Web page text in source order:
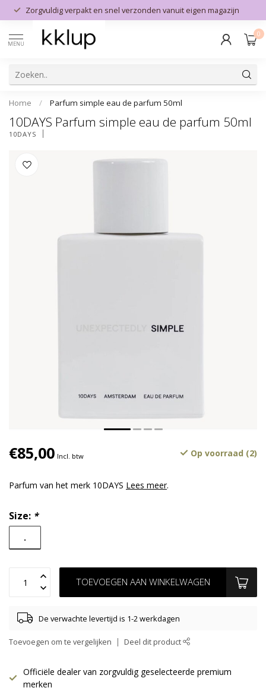
Zorgvuldig verpakt en snel verzonden vanuit eigen magazijn
MENU
0
Home / Parfum simple eau de parfum 50ml
10DAYS Parfum simple eau de parfum 50ml
10DAYS
€85,00 Incl. btw Op voorraad (2)
Parfum van het merk 10DAYS Lees meer.
Size: *
.
TOEVOEGEN AAN WINKELWAGEN
De verwachte levertijd is 1-2 werkdagen
Toevoegen om te vergelijken Deel dit product
Officiële dealer van zorgvuldig geselecteerde premium
merken